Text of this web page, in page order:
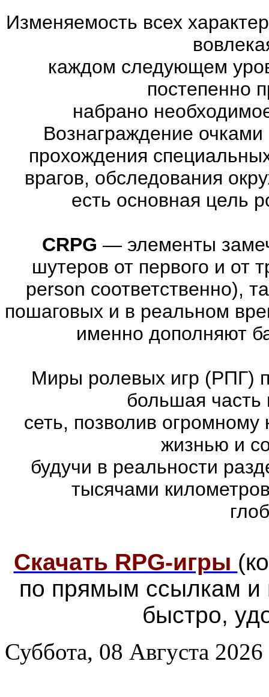
Изменяемость всех
каждом следующем
постепенно
набрано
Вознаграждение
прохождения
врагов, обследования
есть основная цель
CRPG — элементы
шутеров от первого и от
person соответственно),
пошаговых и в реальном
именно дополняют
Миры ролевых игр (РПГ)
большая часть
сеть, позволив огромному
жизнью и
будучи в реальности
тысячами
Скачать RPG-игры
по прямым ссылкам и
быстро,
Суббота, 08 Августа 2026